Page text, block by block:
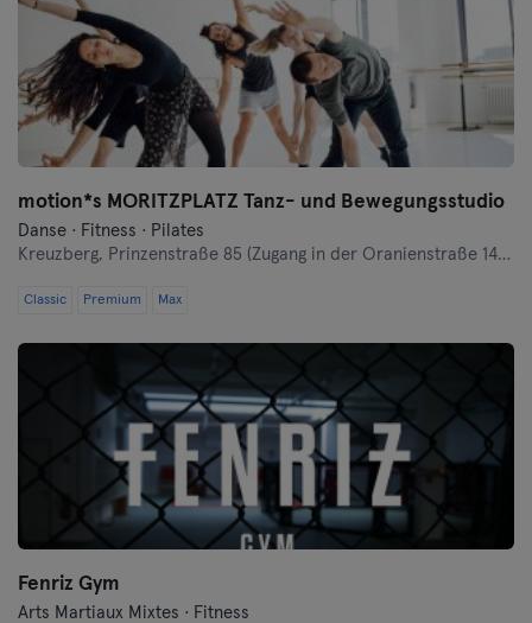
motion*s MORITZPLATZ Tanz- und Bewegungsstudio
Danse · Fitness · Pilates
Kreuzberg, Prinzenstraße 85 (Zugang in der Oranienstraße 140-142 links neben Denn's Bioladen)
Classic Premium Max
Fenriz Gym
Arts Martiaux Mixtes · Fitness